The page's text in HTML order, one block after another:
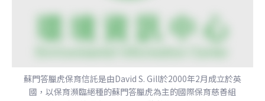
蘇門答臘虎保育信託是由David S. Gill於2000年2月成立於英
國，以保育瀕臨絕種的蘇門答臘虎為主的國際保育慈善組